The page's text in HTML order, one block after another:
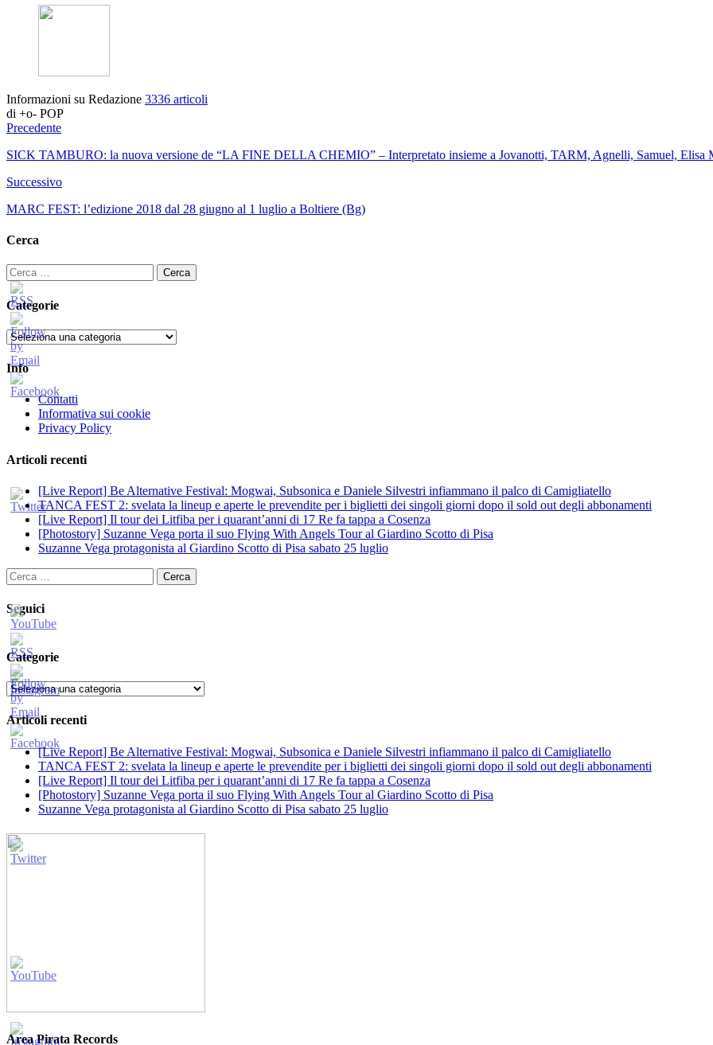
Informazioni su Redazione 3336 articoli
di +o- POP
Precedente
SICK TAMBURO: la nuova versione de “LA FINE DELLA CHEMIO” – Interpretato insieme a Jovanotti, TARM, Agnelli, Samuel, Elisa
Successivo
MARC FEST: l’edizione 2018 dal 28 giugno al 1 luglio a Boltiere (Bg)
Cerca
Ricerca
per:
Categorie
Categorie
Info
Contatti
Informativa sui cookie
Privacy Policy
Articoli recenti
[Live Report] Be Alternative Festival: Mogwai, Subsonica e Daniele Silvestri infiammano il palco di Camigliatello
TANCA FEST 2: svelata la lineup e aperte le prevendite per i biglietti dei singoli giorni dopo il sold out degli abbonamenti
[Live Report] Il tour dei Litfiba per i quarant’anni di 17 Re fa tappa a Cosenza
[Photostory] Suzanne Vega porta il suo Flying With Angels Tour al Giardino Scotto di Pisa
Suzanne Vega protagonista al Giardino Scotto di Pisa sabato 25 luglio
Ricerca
per:
Seguici
Categorie
Categorie
Articoli recenti
[Live Report] Be Alternative Festival: Mogwai, Subsonica e Daniele Silvestri infiammano il palco di Camigliatello
TANCA FEST 2: svelata la lineup e aperte le prevendite per i biglietti dei singoli giorni dopo il sold out degli abbonamenti
[Live Report] Il tour dei Litfiba per i quarant’anni di 17 Re fa tappa a Cosenza
[Photostory] Suzanne Vega porta il suo Flying With Angels Tour al Giardino Scotto di Pisa
Suzanne Vega protagonista al Giardino Scotto di Pisa sabato 25 luglio
Area Pirata Records